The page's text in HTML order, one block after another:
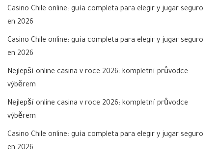
Casino Chile online: guía completa para elegir y jugar seguro
en 2026
Casino Chile online: guía completa para elegir y jugar seguro
en 2026
Nejlepší online casina v roce 2026: kompletní průvodce
výběrem
Nejlepší online casina v roce 2026: kompletní průvodce
výběrem
Casino Chile online: guía completa para elegir y jugar seguro
en 2026